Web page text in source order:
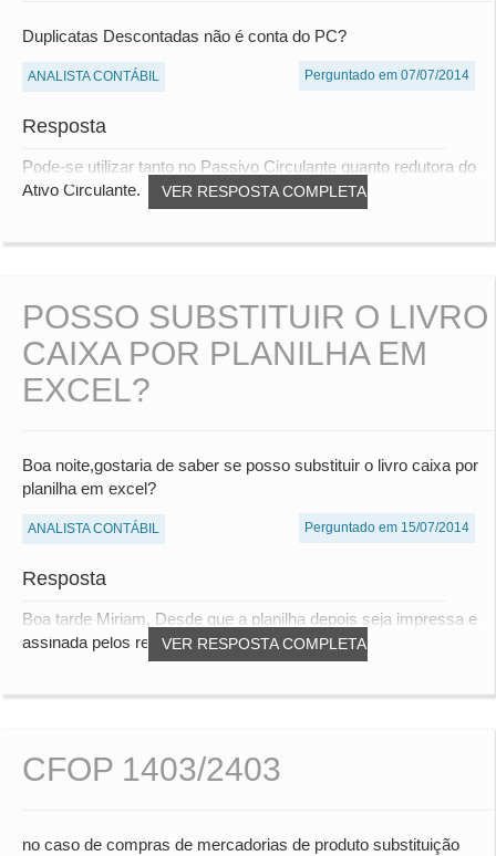
Duplicatas Descontadas não é conta do PC?
ANALISTA CONTÁBIL Perguntado em 07/07/2014
Resposta
VER RESPOSTA COMPLETA
Pode-se utilizar tanto no Passivo Circulante quanto redutora do
Ativo Circulante.
POSSO SUBSTITUIR O LIVRO
CAIXA POR PLANILHA EM
EXCEL?
Boa noite,gostaria de saber se posso substituir o livro caixa por
planilha em excel?
ANALISTA CONTÁBIL Perguntado em 15/07/2014
Resposta
VER RESPOSTA COMPLETA
Boa tarde Miriam, Desde que a planilha depois seja impressa e
assinada pelos responsáveis. Att, T...
CFOP 1403/2403
no caso de compras de mercadorias de produto substituição